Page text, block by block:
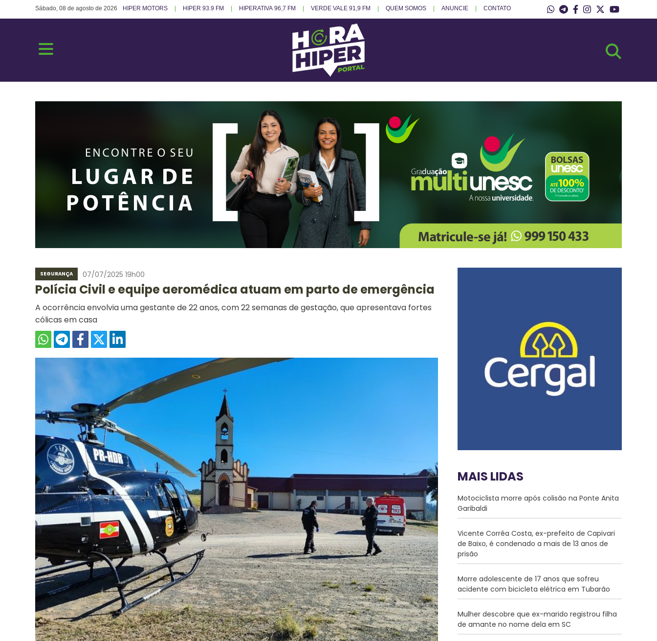
Sábado, 08 de agosto de 2026 HIPER MOTORS HIPER 93.9 FM HIPERATIVA 96,7 FM VERDE VALE 91,9 FM QUEM SOMOS ANUNCIE CONTATO
SEGURANÇA 07/07/2025 19h00
Polícia Civil e equipe aeromédica atuam em parto de emergência
A ocorrência envolvia uma gestante de 22 anos, com 22 semanas de gestação, que apresentava fortes
cólicas em casa
MAIS LIDAS
Motociclista morre após colisão na Ponte Anita
Garibaldi
Vicente Corrêa Costa, ex-prefeito de Capivari
de Baixo, é condenado a mais de 13 anos de
prisão
Morre adolescente de 17 anos que sofreu
acidente com bicicleta elétrica em Tubarão
Mulher descobre que ex-marido registrou filha
de amante no nome dela em SC